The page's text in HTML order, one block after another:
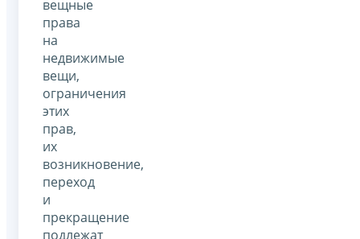
вещные
права
на
недвижимые
вещи,
ограничения
этих
прав,
их
возникновение,
переход
и
прекращение
подлежат